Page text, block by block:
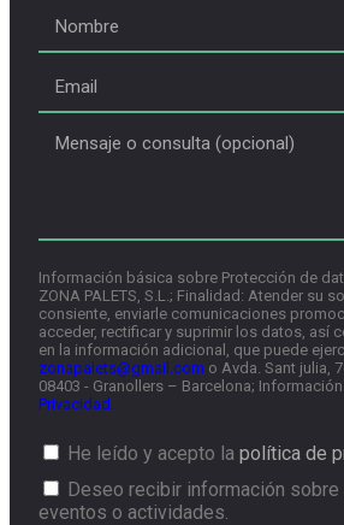
Información básica sobre Protección de
ZONA PALETS, S.L.; Finalidad: Atender su
consiente, enviarle comunicaciones
acceder, rectificar y suprimir los datos, así
en la información adicional, que puede
zonapalets@gmail.com o Avda. Sant julia,
08403 - Granollers – Barcelona;
Privacidad.
He leído y acepto la política de
Deseo recibir información sobre
eventos o actividades.